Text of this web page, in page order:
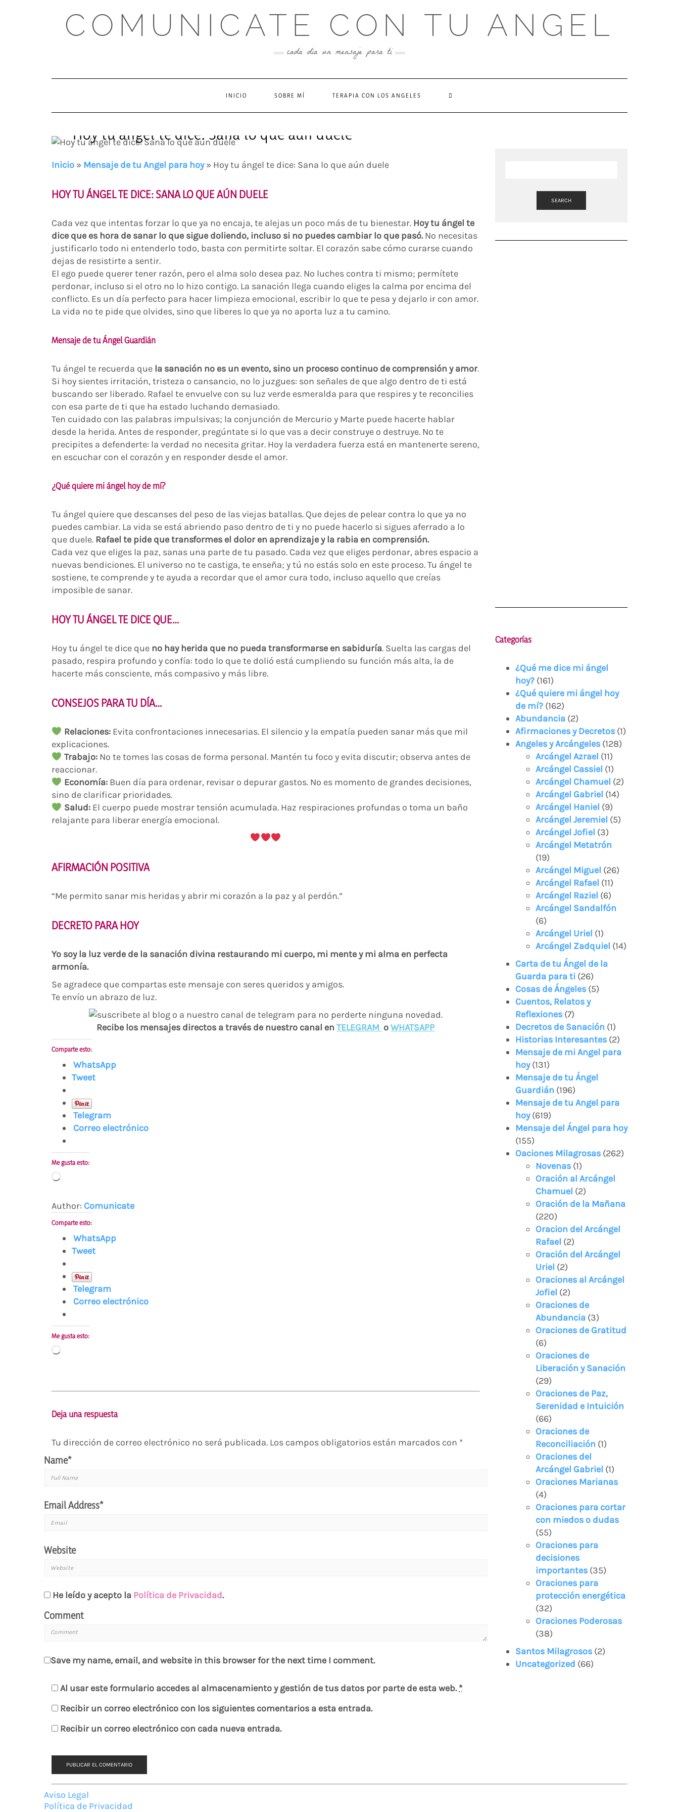
COMUNICATE CON TU ANGEL
cada día un mensaje para ti
INICIO SOBRE MÍ TERAPIA CON LOS ANGELES
Hoy tu ángel te dice: Sana lo que aún duele
Inicio » Mensaje de tu Angel para hoy» Hoy tu ángel te dice: Sana lo que aún duele
HOY TU ÁNGEL TE DICE: SANA LO QUE AÚN DUELE
Cada vez que intentas forzar lo que ya no encaja, te alejas un poco más de tu bienestar. Hoy tu ángel te
dice que es hora de sanar lo que sigue doliendo, incluso si no puedes cambiar lo que pasó.No necesitas
justificarlo todo ni entenderlo todo, basta con permitirte soltar. El corazón sabe cómo curarse cuando
dejas de resistirte a sentir.
El ego puede querer tener razón, pero el alma solo desea paz. No luches contra ti mismo; permítete
perdonar, incluso si el otro no lo hizo contigo. La sanación llega cuando eliges la calma por encima del
conflicto. Es un día perfecto para hacer limpieza emocional, escribir lo que te pesa y dejarlo ir con amor.
La vida no te pide que olvides, sino que liberes lo que ya no aporta luz a tu camino.
Mensaje de tu Ángel Guardián
Tu ángel te recuerda que la sanación no es un evento, sino un proceso continuo de comprensión y amor.
Si hoy sientes irritación, tristeza o cansancio, no lo juzgues: son señales de que algo dentro de ti está
buscando ser liberado. Rafael te envuelve con su luz verde esmeralda para que respires y te reconcilies
con esa parte de ti que ha estado luchando demasiado.
Ten cuidado con las palabras impulsivas; la conjunción de Mercurio y Marte puede hacerte hablar
desde la herida. Antes de responder, pregúntate si lo que vas a decir construye o destruye. No te
precipites a defenderte: la verdad no necesita gritar. Hoy la verdadera fuerza está en mantenerte sereno,
en escuchar con el corazón y en responder desde el amor.
¿Qué quiere mi ángel hoy de mí?
Tu ángel quiere que descanses del peso de las viejas batallas. Que dejes de pelear contra lo que ya no
puedes cambiar. La vida se está abriendo paso dentro de ti y no puede hacerlo si sigues aferrado a lo
que duele. Rafael te pide que transformes el dolor en aprendizaje y la rabia en comprensión.
Cada vez que eliges la paz, sanas una parte de tu pasado. Cada vez que eliges perdonar, abres espacio a
nuevas bendiciones. El universo no te castiga, te enseña; y tú no estás solo en este proceso. Tu ángel te
sostiene, te comprende y te ayuda a recordar que el amor cura todo, incluso aquello que creías
imposible de sanar.
HOY TU ÁNGEL TE DICE QUE…
Hoy tu ángel te dice que no hay herida que no pueda transformarse en sabiduría. Suelta las cargas del
pasado, respira profundo y confía: todo lo que te dolió está cumpliendo su función más alta, la de
hacerte más consciente, más compasivo y más libre.
CONSEJOS PARA TU DÍA…
Relaciones:Evita confrontaciones innecesarias. El silencio y la empatía pueden sanar más que mil
explicaciones.
Trabajo:No te tomes las cosas de forma personal. Mantén tu foco y evita discutir; observa antes de
reaccionar.
Economía:Buen día para ordenar, revisar o depurar gastos. No es momento de grandes decisiones,
sino de clarificar prioridades.
Salud:El cuerpo puede mostrar tensión acumulada. Haz respiraciones profundas o toma un baño
relajante para liberar energía emocional.
AFIRMACIÓN POSITIVA
“Me permito sanar mis heridas y abrir mi corazón a la paz y al perdón.”
DECRETO PARA HOY
Yo soy la luz verde de la sanación divina restaurando mi cuerpo, mi mente y mi alma en perfecta
armonía.
Se agradece que compartas este mensaje con seres queridos y amigos.
Te envío un abrazo de luz.
Recibe los mensajes directos a través de nuestro canal enTELEGRAM oWHATSAPP
Comparte esto:
WhatsApp
Tweet
Telegram
Correo electrónico
Me gusta esto:
Cargando...
Author: Comunicate
Comparte esto:
WhatsApp
Tweet
Telegram
Correo electrónico
Me gusta esto:
Cargando...
Deja una respuesta
Tu dirección de correo electrónico no será publicada. Los campos obligatorios están marcados con *
Name*
Email Address*
Website
He leído y acepto la Política de Privacidad.
Comment
Save my name, email, and website in this browser for the next time I comment.
Al usar este formulario accedes al almacenamiento y gestión de tus datos por parte de esta web.*
Recibir un correo electrónico con los siguientes comentarios a esta entrada.
Recibir un correo electrónico con cada nueva entrada.
SEARCH
Categorías
¿Qué me dice mi ángel
hoy?(161)
¿Qué quiere mi ángel hoy
de mí?(162)
Abundancia(2)
Afirmaciones y Decretos(1)
Angeles y Arcángeles(128)
Arcángel Azrael (11)
Arcángel Cassiel (1)
Arcángel Chamuel (2)
Arcángel Gabriel (14)
Arcángel Haniel (9)
Arcángel Jeremiel (5)
Arcángel Jofiel (3)
Arcángel Metatrón
(19)
Arcángel Miguel (26)
Arcángel Rafael (11)
Arcángel Raziel (6)
Arcángel Sandalfón
(6)
Arcángel Uriel (1)
Arcángel Zadquiel (14)
Carta de tu Ángel de la
Guarda para ti(26)
Cosas de Ángeles(5)
Cuentos, Relatos y
Reflexiones(7)
Decretos de Sanación (1)
Historias Interesantes(2)
Mensaje de mi Angel para
hoy(131)
Mensaje de tu Ángel
Guardián (196)
Mensaje de tu Angel para
hoy(619)
Mensaje del Ángel para hoy
(155)
Oaciones Milagrosas(262)
Novenas(1)
Oración al Arcángel
Chamuel (2)
Oración de la Mañana
(220)
Oracion del Arcángel
Rafael (2)
Oración del Arcángel
Uriel (2)
Oraciones al Arcángel
Jofiel (2)
Oraciones de
Abundancia(3)
Oraciones de Gratitud
(6)
Oraciones de
Liberación y Sanación
(29)
Oraciones de Paz,
Serenidad e Intuición
(66)
Oraciones de
Reconciliación (1)
Oraciones del
Arcángel Gabriel (1)
Oraciones Marianas
(4)
Oraciones para cortar
con miedos o dudas
(55)
Oraciones para
decisiones
importantes(35)
Oraciones para
protección energética
(32)
Oraciones Poderosas
(38)
Santos Milagrosos(2)
Uncategorized (66)
Aviso Legal
Política de Privacidad